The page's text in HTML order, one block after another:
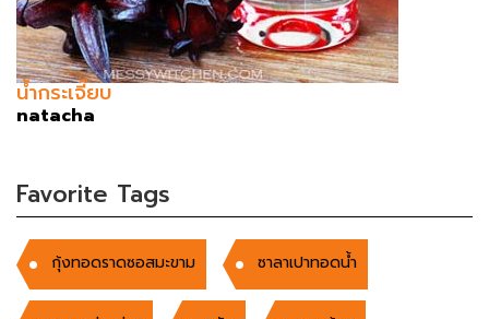
น้ำกระเจี๊ยบ
natacha
Favorite Tags
กุ้งทอดราดซอสมะขาม ซาลาเปาทอดน้ำ